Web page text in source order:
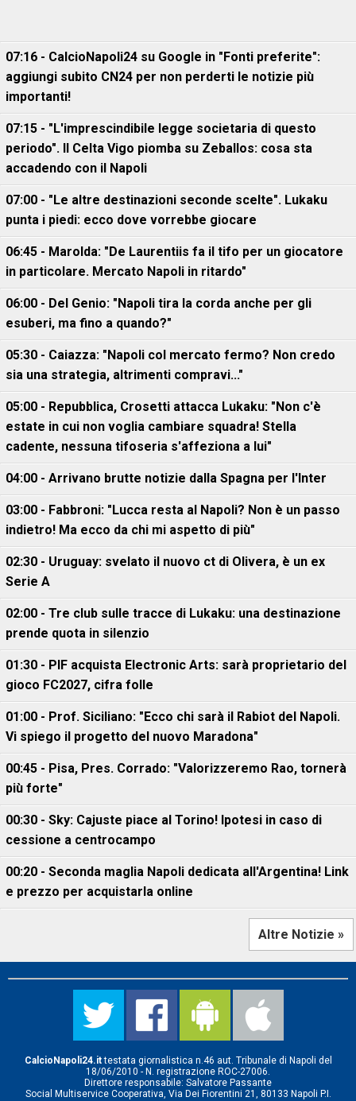
07:16 - CalcioNapoli24 su Google in "Fonti preferite":
aggiungi subito CN24 per non perderti le notizie più
importanti!
07:15 - "L'imprescindibile legge societaria di questo
periodo". Il Celta Vigo piomba su Zeballos: cosa sta
accadendo con il Napoli
07:00 - "Le altre destinazioni seconde scelte". Lukaku
punta i piedi: ecco dove vorrebbe giocare
06:45 - Marolda: "De Laurentiis fa il tifo per un giocatore
in particolare. Mercato Napoli in ritardo"
06:00 - Del Genio: "Napoli tira la corda anche per gli
esuberi, ma fino a quando?"
05:30 - Caiazza: "Napoli col mercato fermo? Non credo
sia una strategia, altrimenti compravi..."
05:00 - Repubblica, Crosetti attacca Lukaku: "Non c'è
estate in cui non voglia cambiare squadra! Stella
cadente, nessuna tifoseria s'affeziona a lui"
04:00 - Arrivano brutte notizie dalla Spagna per l'Inter
03:00 - Fabbroni: "Lucca resta al Napoli? Non è un passo
indietro! Ma ecco da chi mi aspetto di più"
02:30 - Uruguay: svelato il nuovo ct di Olivera, è un ex
Serie A
02:00 - Tre club sulle tracce di Lukaku: una destinazione
prende quota in silenzio
01:30 - PIF acquista Electronic Arts: sarà proprietario del
gioco FC2027, cifra folle
01:00 - Prof. Siciliano: "Ecco chi sarà il Rabiot del Napoli.
Vi spiego il progetto del nuovo Maradona"
00:45 - Pisa, Pres. Corrado: "Valorizzeremo Rao, tornerà
più forte"
00:30 - Sky: Cajuste piace al Torino! Ipotesi in caso di
cessione a centrocampo
00:20 - Seconda maglia Napoli dedicata all'Argentina! Link
e prezzo per acquistarla online
Altre Notizie »
CalcioNapoli24.ittestata giornalistica n.46 aut. Tribunale di Napoli del
18/06/2010 - N. registrazione ROC-27006.
Direttore responsabile: Salvatore Passante
Social Multiservice Cooperativa, Via Dei Fiorentini 21, 80133 Napoli P.I.